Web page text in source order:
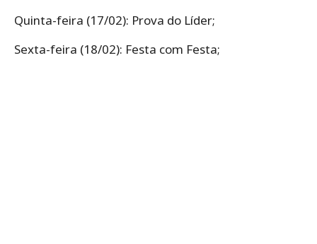
Quinta-feira (17/02): Prova do Líder;
Sexta-feira (18/02): Festa com Festa;